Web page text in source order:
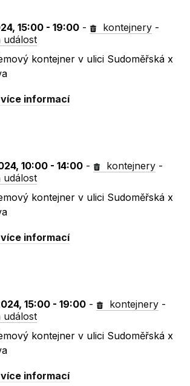
15:00 - 19:00 - kontejnery -
událost
kontejner v ulici Sudoměřská x
informací
10:00 - 14:00 - kontejnery -
událost
kontejner v ulici Sudoměřská x
informací
15:00 - 19:00 - kontejnery -
událost
kontejner v ulici Sudoměřská x
informací